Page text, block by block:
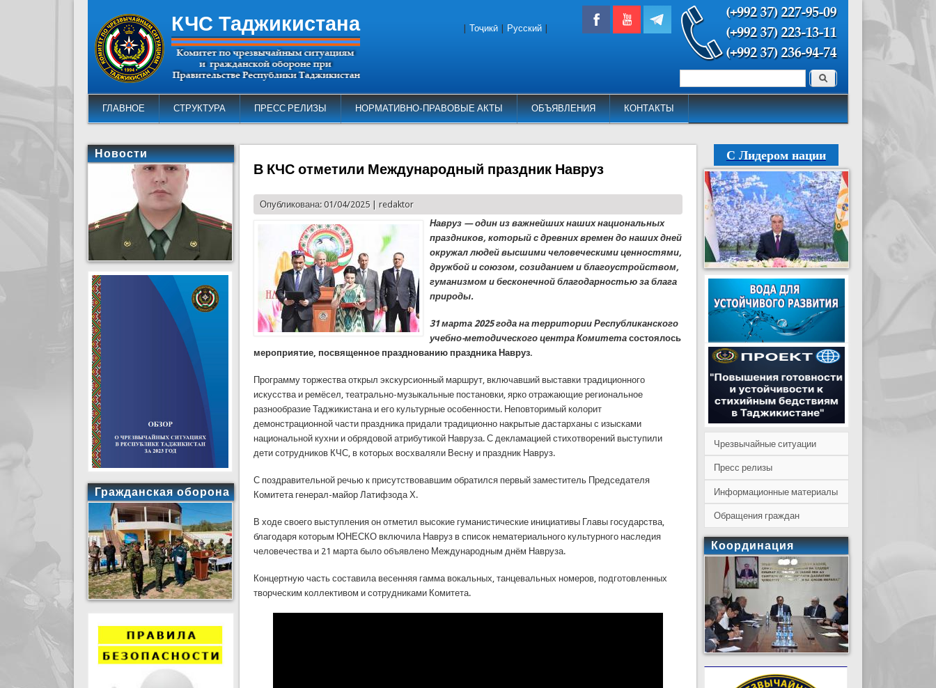
КЧС Таджикистана
ГЛАВНОЕ СТРУКТУРА ПРЕСС РЕЛИЗЫ НОРМАТИВНО-ПРАВОВЫЕ АКТЫ ОБЪЯВЛЕНИЯ КОНТАКТЫ
Форма поиска Поиск
Тоҷикӣ Русский
В КЧС отметили Международный праздник Навруз
Опубликована: 01/04/2025 |redaktor
Навруз — один из важнейших наших национальных
праздников, который с древних времен до наших дней
окружал людей высшими человеческими ценностями,
дружбой и союзом, созиданием и благоустройством,
гуманизмом и бесконечной благодарностью за блага
природы.
31 марта 2025 года на территории Республиканского
учебно-методического центра Комитетасостоялось
мероприятие, посвященное празднованию праздника Навруз.
Программу торжества открыл экскурсионный маршрут, включавший выставки традиционного
искусства и ремёсел, театрально-музыкальные постановки, ярко отражающие региональное
разнообразие Таджикистана и его культурные особенности. Неповторимый колорит
демонстрационной части праздника придали традиционно накрытые дастарханы с изысками
национальной кухни и обрядовой атрибутикой Навруза. С декламацией стихотворений выступили
дети сотрудников КЧС, в которых восхваляли Весну и праздник Навруз.
С поздравительной речью к присутствовавшим обратился первый заместитель Председателя
Комитета генерал-майор Латифзода Х.
В ходе своего выступления он отметил высокие гуманистические инициативы Главы государства,
благодаря которым ЮНЕСКО включила Навруз в список нематериального культурного наследия
человечества и 21 марта было объявлено Международным днём Навруза.
Концертную часть составила весенняя гамма вокальных, танцевальных номеров, подготовленных
творческим коллективом и сотрудниками Комитета.
Новости
Гражданская оборона
С Лидером нации
Чрезвычайные ситуации
Пресс релизы
Информационные материалы
Обращения граждан
Координация